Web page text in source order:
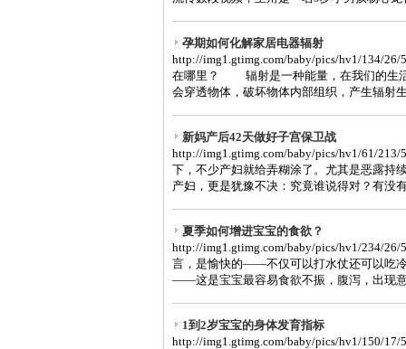
孕期如何化解家居电器辐射
http://img1.gtimg.com/baby/pics/hv1/
在哪里？ 辐射是一种能量，在我们的生
会穿透物体，破坏物体内部组织，产生辐射
新妈产后42天做好子宫保卫战
http://img1.gtimg.com/baby/pics/hv1/61/
下，不少产妇就给弄糊涂了。尤其是恶露持
产妇，更是犹豫不决：究竟谁说得对？有没
夏季如何增进宝宝的食欲？
http://img1.gtimg.com/baby/pics/hv1/234/
言，是愉快的——不仅可以打水仗还可以吃
——这是宝宝最容易食欲不振，腹泻，出现
1到2岁宝宝的身体发育指标
http://img1.gtimg.com/baby/pics/hv1/150/